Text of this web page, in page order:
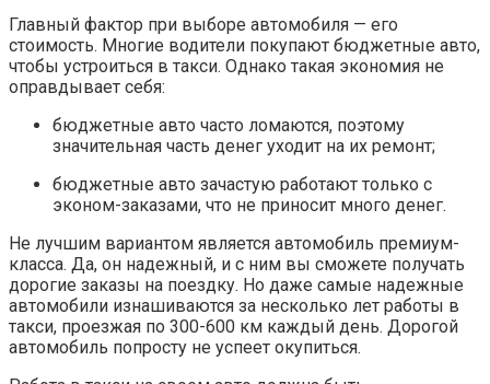
Главный фактор при выборе автомобиля — его
стоимость. Многие водители покупают бюджетные авто,
чтобы устроиться в такси. Однако такая экономия не
оправдывает себя:
бюджетные авто часто ломаются, поэтому
значительная часть денег уходит на их ремонт;
бюджетные авто зачастую работают только с
эконом-заказами, что не приносит много денег.
Не лучшим вариантом является автомобиль премиум-
класса. Да, он надежный, и с ним вы сможете получать
дорогие заказы на поездку. Но даже самые надежные
автомобили изнашиваются за несколько лет работы в
такси, проезжая по 300-600 км каждый день. Дорогой
автомобиль попросту не успеет окупиться.